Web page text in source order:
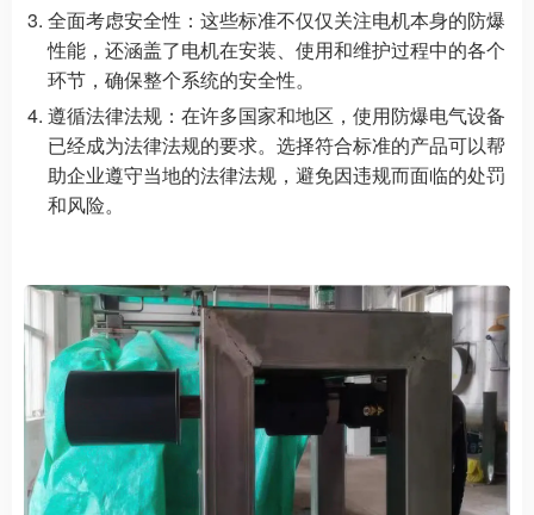
全面考虑安全性：这些标准不仅仅关注电机本身的防爆
性能，还涵盖了电机在安装、使用和维护过程中的各个
环节，确保整个系统的安全性。
遵循法律法规：在许多国家和地区，使用防爆电气设备
已经成为法律法规的要求。选择符合标准的产品可以帮
助企业遵守当地的法律法规，避免因违规而面临的处罚
和风险。